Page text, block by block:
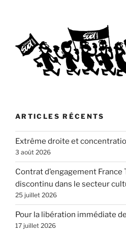
ARTICLES RÉCENTS
Extrême droite et
3 août 2026
Contrat d’engagement France
discontinu dans le secteur
25 juillet 2026
Pour la libération immédiate
17 juillet 2026